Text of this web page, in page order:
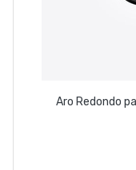
Aro Redondo